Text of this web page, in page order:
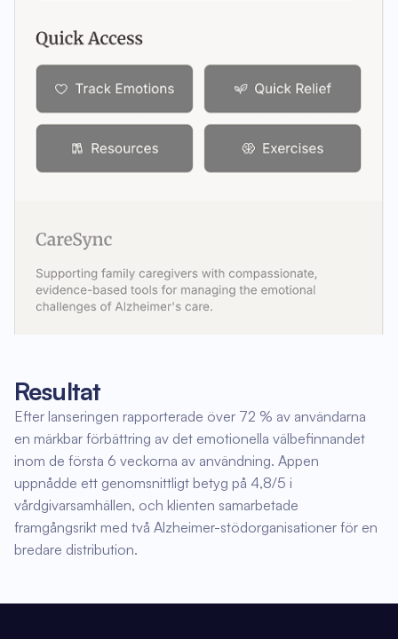
Resultat
Efter lanseringen rapporterade över 72 % av användarna
en märkbar förbättring av det emotionella välbefinnandet
inom de första 6 veckorna av användning. Appen
uppnådde ett genomsnittligt betyg på 4,8/5 i
vårdgivarsamhällen, och klienten samarbetade
framgångsrikt med två Alzheimer-stödorganisationer för en
bredare distribution.